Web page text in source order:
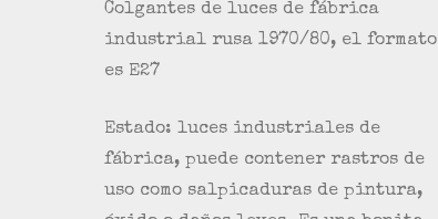
Colgantes de luces de fábrica
industrial rusa 1970/80, el formato
es E27
Estado: luces industriales de
fábrica, puede contener rastros de
uso como salpicaduras de pintura,